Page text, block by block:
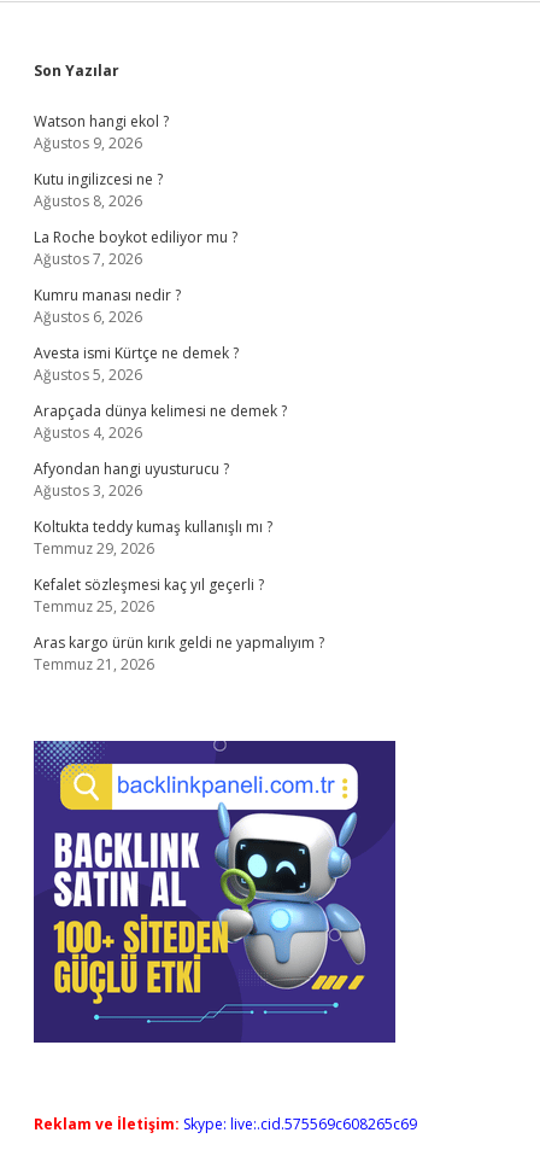
Sidebar
Son Yazılar
Watson hangi ekol ?
Ağustos 9, 2026
Kutu ingilizcesi ne ?
Ağustos 8, 2026
La Roche boykot ediliyor mu ?
Ağustos 7, 2026
Kumru manası nedir ?
Ağustos 6, 2026
Avesta ismi Kürtçe ne demek ?
Ağustos 5, 2026
Arapçada dünya kelimesi ne demek ?
Ağustos 4, 2026
Afyondan hangi uyusturucu ?
Ağustos 3, 2026
Koltukta teddy kumaş kullanışlı mı ?
Temmuz 29, 2026
Kefalet sözleşmesi kaç yıl geçerli ?
Temmuz 25, 2026
Aras kargo ürün kırık geldi ne yapmalıyım ?
Temmuz 21, 2026
Reklam ve İletişim: Skype: live:.cid.575569c608265c69